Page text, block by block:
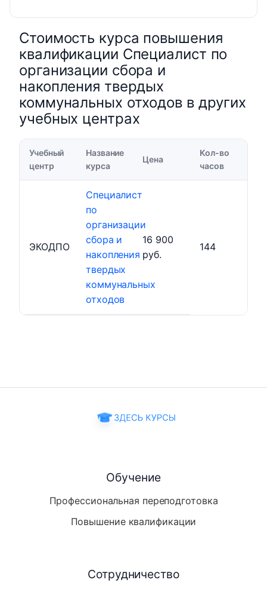
Стоимость курса повышения
квалификации Специалист по
организации сбора и
накопления твердых
коммунальных отходов в других
учебных центрах
Учебный
центр
Название
курса
Цена
Кол-во
часов
ЭКОДПО
Специалист
по
организации
сбора и
накопления
твердых
коммунальных
отходов
16 900
руб.
144
Обучение
Профессиональная переподготовка
Повышение квалификации
Сотрудничество